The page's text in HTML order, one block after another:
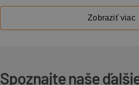
Zobraziť viac
Spoznajte naše